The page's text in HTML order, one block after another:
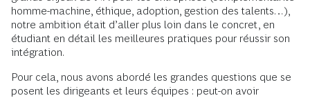
homme-machine, éthique, adoption, gestion des talents…),
notre ambition était d’aller plus loin dans le concret, en
étudiant en détail les meilleures pratiques pour réussir son
intégration.
Pour cela, nous avons abordé les grandes questions que se
posent les dirigeants et leurs équipes : peut-on avoir